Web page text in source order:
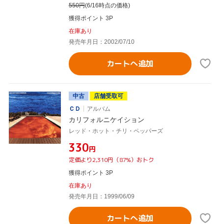
550円(6/16時点の価格)
獲得ポイント 3P
在庫あり
発売年月日：2002/07/10
カートへ追加
中古
店舗受取可
ＣＤ
アルバム
カリフォルニケイション
レッド・ホット・チリ・ペッパーズ
¥330円
定価より2,310円（87%）おトク
獲得ポイント 3P
在庫あり
発売年月日：1999/06/09
カートへ追加